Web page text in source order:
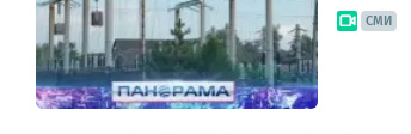
СМИ